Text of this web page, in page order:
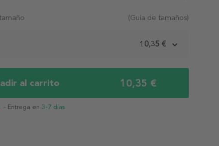
(Guía de tamaños)
10,35 €
al carrito 10,35 €
- Entrega en 3-7 días